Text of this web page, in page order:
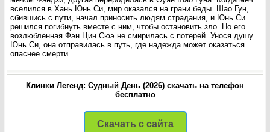
вселился в Хань Юнь Си, мир оказался на грани беды. Шао Гун,
сбившись с пути, начал приносить людям страдания, и Юнь Си
решился погибнуть вместе с ним, чтобы остановить зло. Но его
возлюбленная Фэн Цин Сюэ не смирилась с потерей. Унося душу
Юнь Си, она отправилась в путь, где надежда может оказаться
опаснее смерти.
Клинки Легенд: Судный День (2026) скачать на телефон
бесплатно
Скачать с сайта